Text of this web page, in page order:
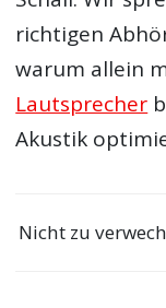
richtigen
warum allein
Lautsprecher
Akustik
Nicht zu